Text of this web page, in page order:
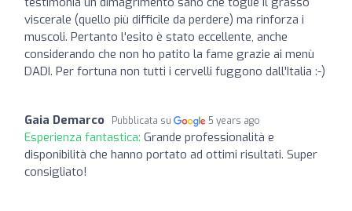
viscerale (quello più difficile da perdere) ma rinforza i
muscoli. Pertanto l'esito è stato eccellente, anche
considerando che non ho patito la fame grazie ai menù
DADI. Per fortuna non tutti i cervelli fuggono dall'Italia :-)
Gaia Demarco Pubblicata su 5 years ago
Esperienza fantastica: Grande professionalità e
disponibilità che hanno portato ad ottimi risultati. Super
consigliato!